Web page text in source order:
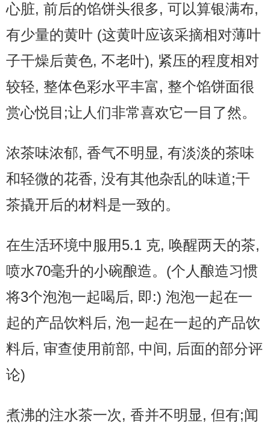
心脏, 前后的馅饼头很多, 可以算银满布,
有少量的黄叶 (这黄叶应该采摘相对薄叶
子干燥后黄色, 不老叶), 紧压的程度相对
较轻, 整体色彩水平丰富, 整个馅饼面很
赏心悦目;让人们非常喜欢它一目了然。
浓茶味浓郁, 香气不明显, 有淡淡的茶味
和轻微的花香, 没有其他杂乱的味道;干
茶撬开后的材料是一致的。
在生活环境中服用5.1 克, 唤醒两天的茶,
喷水70毫升的小碗酿造。(个人酿造习惯
将3个泡泡一起喝后, 即:) 泡泡一起在一
起的产品饮料后, 泡一起在一起的产品饮
料后, 审查使用前部, 中间, 后面的部分评
论)
煮沸的注水茶一次, 香并不明显, 但有;闻